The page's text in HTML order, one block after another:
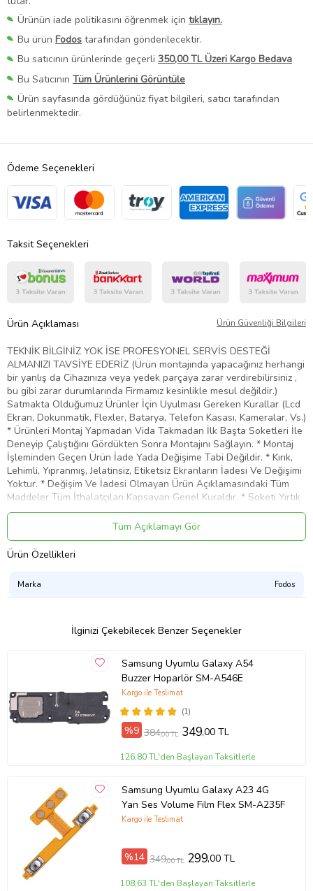
Ürünün iade politikasını öğrenmek için tıklayın.
Bu ürün Fodos tarafından gönderilecektir.
Bu satıcının ürünlerinde geçerli 350,00 TL Üzeri Kargo Bedava
Bu Satıcının Tüm Ürünlerini Görüntüle
Ürün sayfasında gördüğünüz fiyat bilgileri, satıcı tarafından
belirlenmektedir.
Ödeme Seçenekleri
Taksit Seçenekleri
Ürün Açıklaması Ürün Güvenliği Bilgileri
TEKNİK BİLGİNİZ YOK İSE PROFESYONEL SERVİS DESTEĞİ
ALMANIZI TAVSİYE EDERİZ (Ürün montajında yapacağınız herhangi
bir yanlış da Cihazınıza veya yedek parçaya zarar verdirebilirsiniz ,
bu gibi zarar durumlarında Firmamız kesinlikle mesul değildir.)
Satmakta Olduğumuz Ürünler İçin Uyulması Gereken Kurallar (Lcd
Ekran, Dokunmatik, Flexler, Batarya, Telefon Kasası, Kameralar, Vs.)
* Ürünleri Montaj Yapmadan Vida Takmadan İlk Başta Soketleri İle
Deneyip Çalıştığını Gördükten Sonra Montajını Sağlayın. * Montaj
İşleminden Geçen Ürün İade Yada Değişime Tabi Değildir. * Kırık,
Lehimli, Yıpranmış, Jelatinsiz, Etiketsiz Ekranların İadesi Ve Değişimi
Yoktur. * Değişim Ve İadesi Olmayan Ürün Açıklamasındaki Tüm
Maddeler Tüm İthalatçıları Kapsayan Genel Kuraldır. * Soketi Yırtık
Batarya Ve Teknik Parçaların İadesi Ve Değişimi Kabul Edilemez.
Fodos olarak müşteri memnuniyeti önceliğimizdir. Ürünlerimizden
dolayı oluşabilecek tüm sorunlarınız için öncelikle müşteri
temsilcilerimizle irtibata geçiniz. Sorunlarınız daha çabuk çözüme
Ürün Kodu:
Tüm Açıklamayı Gör
Ürün Özellikleri
Marka Fodos
İlginizi Çekebilecek Benzer Seçenekler
Samsung Uyumlu Galaxy A54
Buzzer Hoparlör SM-A546E
(1)
Kargo ile Teslimat
%9 384,00 TL 349,00 TL
126,80 TL'den Başlayan Taksitlerle
Samsung Uyumlu Galaxy A23 4G
Yan Ses Volume Film Flex SM-A235F
Kargo ile Teslimat
%14 349,00 TL 299,00 TL
108,63 TL'den Başlayan Taksitlerle